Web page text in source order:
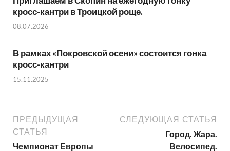
кросс-кантри в Троицкой роще.
08.07.2026
В рамках «Покровской осени» состоится гонка
кросс-кантри
15.11.2025
ПРЕДЫДУЩАЯ
СТАТЬЯ
Чемпионат Европы
СЛЕДУЮЩАЯ СТАТЬЯ
Город. Жара.
Велосипед.